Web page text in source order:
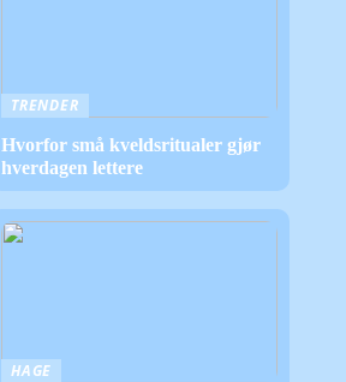
TRENDER
Hvorfor små kveldsritualer gjør
hverdagen lettere
HAGE